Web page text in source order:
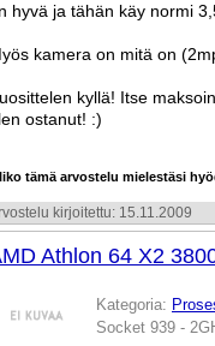
hyvä ja tähän käy normi
kamera on mitä on
kyllä! Itse
ostanut! :)
tämä arvostelu mielestäsi
kirjoitettu: 15.11.2009
Athlon 64 X2
Kategoria:
Socket 939 -